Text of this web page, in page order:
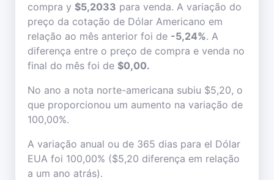
compra y $5,2033 para venda. A variação do
preço da cotação de Dólar Americano em
relação ao mês anterior foi de -5,24%. A
diferença entre o preço de compra e venda no
final do mês foi de $0,00.
No ano a nota norte-americana subiu $5,20, o
que proporcionou um aumento na variação de
100,00%.
A variação anual ou de 365 dias para el Dólar
EUA foi 100,00% ($5,20 diferença em relação
a um ano atrás).